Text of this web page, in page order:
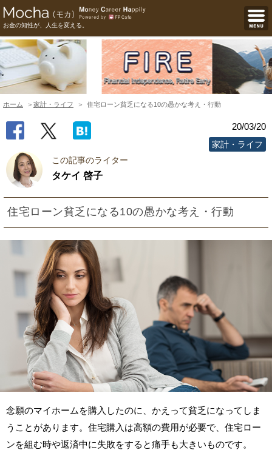
お金の知性が、人生を変える。
ホーム 家計・ライフ 住宅ローン貧乏になる10の愚かな考え・行動
20/03/20
家計・ライフ
この記事のライター
タケイ 啓子
住宅ローン貧乏になる10の愚かな考え・行動
念願のマイホームを購入したのに、かえって貧乏になってしま
うことがあります。住宅購入は高額の費用が必要で、住宅ロー
ンを組む時や返済中に失敗をすると痛手も大きいものです。